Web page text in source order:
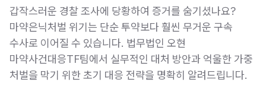
갑작스러운 경찰 조사에 당황하여 증거를 숨기셨나요?
마약은닉처벌 위기는 단순 투약보다 훨씬 무거운 구속
수사로 이어질 수 있습니다. 법무법인 오현
마약사건대응TF팀에서 실무적인 대처 방안과 억울한 가중